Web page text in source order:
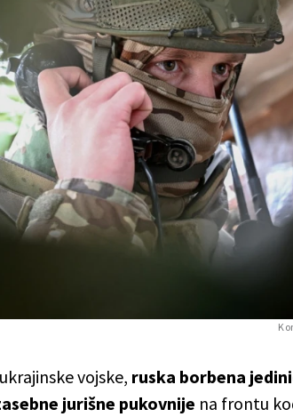
vojske, ruska borbena
jurišne pukovnije na frontu